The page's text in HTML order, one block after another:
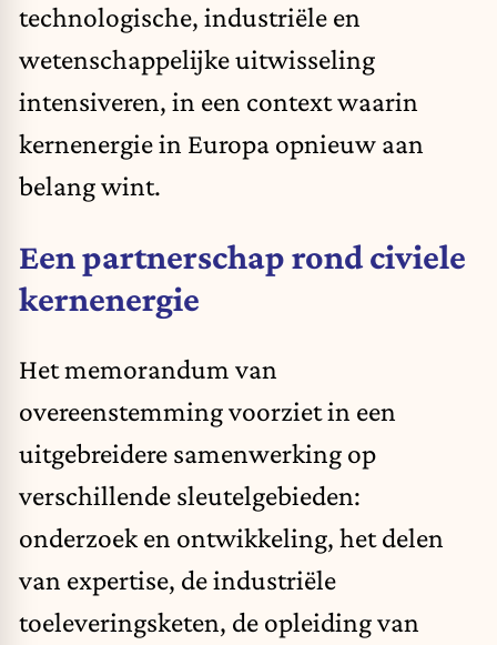
technologische, industriële en
wetenschappelijke uitwisseling
intensiveren, in een context waarin
kernenergie in Europa opnieuw aan
belang wint.
Een partnerschap rond civiele
kernenergie
Het memorandum van
overeenstemming voorziet in een
uitgebreidere samenwerking op
verschillende sleutelgebieden:
onderzoek en ontwikkeling, het delen
van expertise, de industriële
toeleveringsketen, de opleiding van